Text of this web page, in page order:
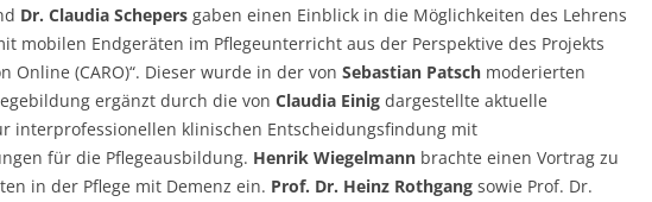
Dr. Claudia Schepers gaben einen Einblick in die Möglichkeiten des Lehrens
mobilen Endgeräten im Pflegeunterricht aus der Perspektive des Projekts
Online (CARO)“. Dieser wurde in der von Sebastian Patsch moderierten
ergänzt durch die von Claudia Einig dargestellte aktuelle
interprofessionellen klinischen Entscheidungsfindung mit
für die Pflegeausbildung. Henrik Wiegelmann brachte einen Vortrag zu
in der Pflege mit Demenz ein. Prof. Dr. Heinz Rothgang sowie Prof. Dr.